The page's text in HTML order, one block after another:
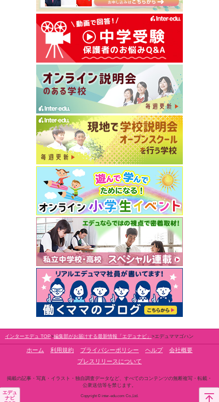
インターエデュ TOP 編集部がお届けする最新情報「エデュナビ」 エデュママゴハン
ホーム 利用規約 プライバシーポリシー ヘルプ
会社概要
プレスリリースについて
掲載の記事・写真・イラスト・独自調査データなど、すべてのコンテンツの無断複写・転載・
公衆送信等を禁じます。
Copyright © inter-edu.com Co.,Ltd.
エデュ
ナビ